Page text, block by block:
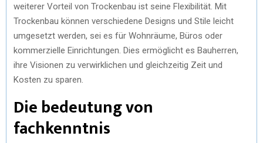
weiterer Vorteil von Trockenbau ist seine Flexibilität. Mit
Trockenbau können verschiedene Designs und Stile leicht
umgesetzt werden, sei es für Wohnräume, Büros oder
kommerzielle Einrichtungen. Dies ermöglicht es Bauherren,
ihre Visionen zu verwirklichen und gleichzeitig Zeit und
Kosten zu sparen.
Die bedeutung von
fachkenntnis